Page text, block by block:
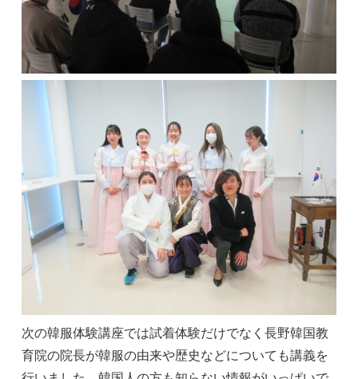
次の韓服体験講座では試着体験だけでなく長野韓国教
育院の院長が韓服の由来や歴史などについても講義を